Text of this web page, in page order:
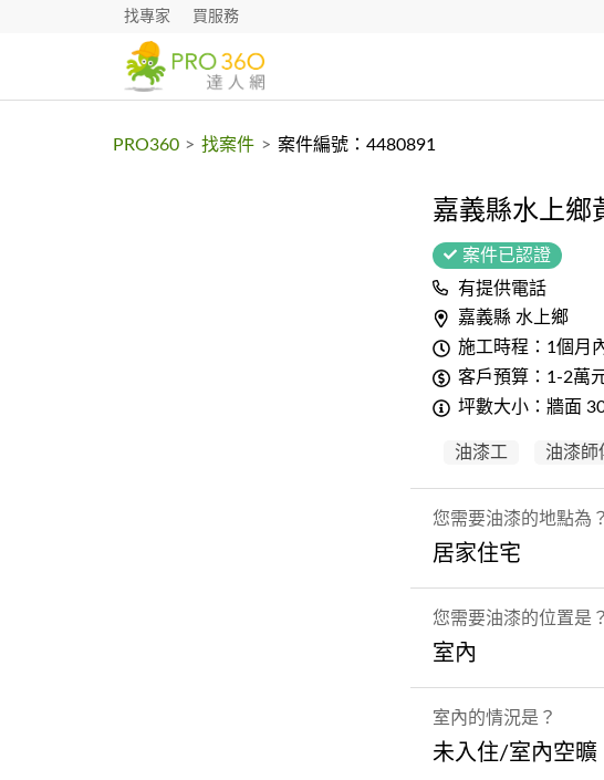
找專家 買服務
PRO360 > 找案件 > 案件編號：4480891
嘉義縣水上鄉
案件已認證
有提供電話
嘉義縣 水上鄉
施工時程：1個月
客戶預算：1-2萬
坪數大小：牆面
油漆工 油漆師
您需要油漆的地點為？
居家住宅
您需要油漆的位置是？
室內
室內的情況是？
未入住/室內空曠